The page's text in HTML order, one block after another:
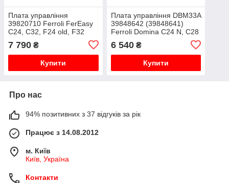
Плата управління
39820710 Ferroli FerEasy
C24, C32, F24 old, F32
7 790 ₴
Купити
Плата управління DBM33A
39848642 (39848641)
Ferroli Domina C24 N, C28
Divaproject C24, F24
6 540₴
Купити
Про нас
94% позитивних з 37 відгуків за рік
Працює з 14.08.2012
м. Київ
Київ, Україна
Контакти